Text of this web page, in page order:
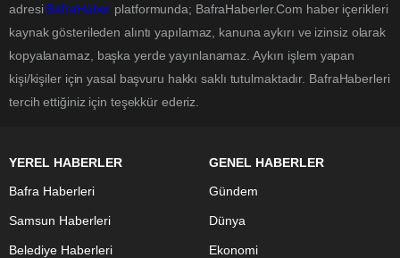
adresi BafraHaber platformunda; BafraHaberler.Com haber içerikleri
kaynak gösterileden alıntı yapılamaz, kanuna aykırı ve izinsiz olarak
kopyalanamaz, başka yerde yayınlanamaz. Aykırı işlem yapan
kişi/kişiler için yasal başvuru hakkı saklı tutulmaktadır. BafraHaberleri
tercih ettiğiniz için teşekkür ederiz.
YEREL HABERLER
Bafra Haberleri
Samsun Haberleri
Belediye Haberleri
GENEL HABERLER
Gündem
Dünya
Ekonomi